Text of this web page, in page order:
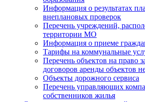
Информация о результатах
внеплановых проверок
Перечень учреждений,
территории МО
Информация о приеме
Тарифы на коммунальные
Перечень объектов на право
договоров аренды объектов
Объекты дорожного сервиса
Перечень управляющих
собственников жилья